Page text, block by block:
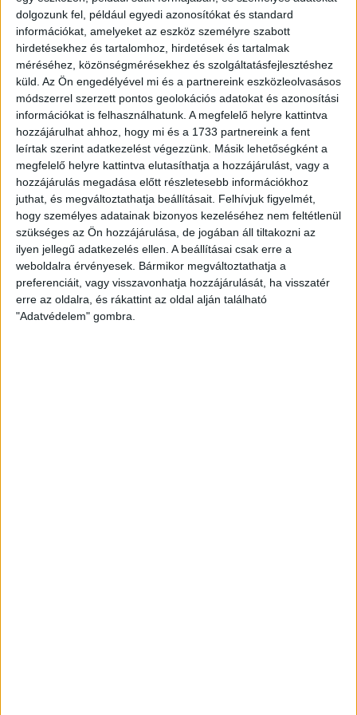
dolgozunk fel, például egyedi azonosítókat és standard
információkat, amelyeket az eszköz személyre szabott
hirdetésekhez és tartalomhoz, hirdetések és tartalmak
méréséhez, közönségmérésekhez és szolgáltatásfejlesztéshez
küld. Az Ön engedélyével mi és a partnereink eszközleolvasásos
módszerrel szerzett pontos geolokációs adatokat és azonosítási
információkat is felhasználhatunk. A megfelelő helyre kattintva
hozzájárulhat ahhoz, hogy mi és a 1733 partnereink a fent
leírtak szerint adatkezelést végezzünk. Másik lehetőségként a
megfelelő helyre kattintva elutasíthatja a hozzájárulást, vagy a
hozzájárulás megadása előtt részletesebb információkhoz
juthat, és megváltoztathatja beállításait. Felhívjuk figyelmét,
hogy személyes adatainak bizonyos kezeléséhez nem feltétlenül
szükséges az Ön hozzájárulása, de jogában áll tiltakozni az
ilyen jellegű adatkezelés ellen. A beállításai csak erre a
weboldalra érvényesek. Bármikor megváltoztathatja a
preferenciáit, vagy visszavonhatja hozzájárulását, ha visszatér
erre az oldalra, és rákattint az oldal alján található
"Adatvédelem" gombra.